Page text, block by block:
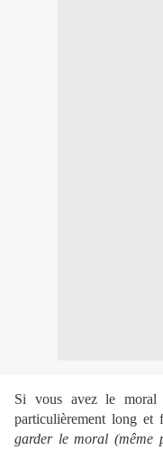
Si vous avez le moral
particulièrement long
garder le moral (même